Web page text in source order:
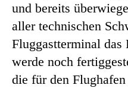
und bereits
aller technischen
Fluggastterminal
werde noch
die für den